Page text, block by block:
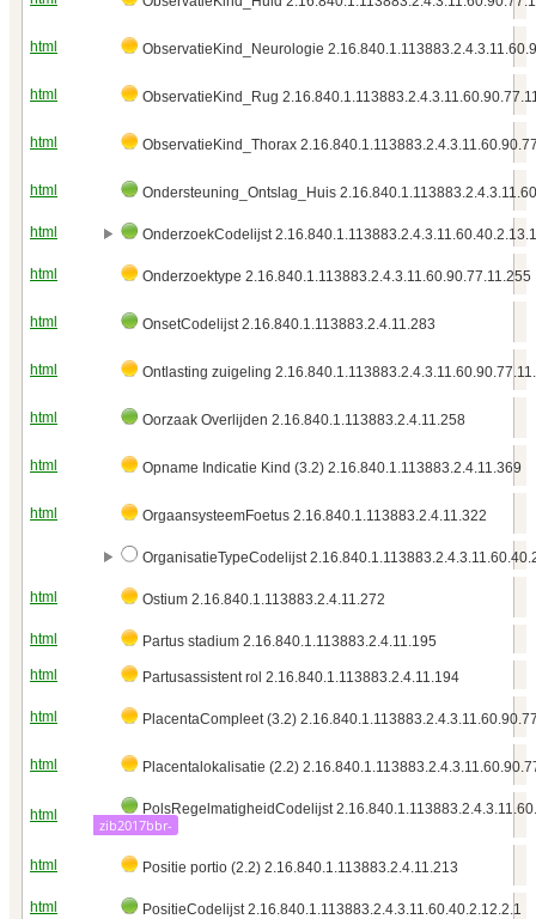
html ObservatieKind_Neurologie
html ObservatieKind_Rug
html ObservatieKind_Thorax
html Ondersteuning_Ontslag_Huis
html OnderzoekCodelijst
html Onderzoektype 2.16.840.1.113883.2.4.3.11.60.90.77.11.255
html OnsetCodelijst 2.16.840.1.113883.2.4.11.283
html Ontlasting zuigeling
html Oorzaak Overlijden 2.16.840.1.113883.2.4.11.258
html Opname Indicatie Kind (3.2) 2.16.840.1.113883.2.4.11.369
html OrgaansysteemFoetus 2.16.840.1.113883.2.4.11.322
OrganisatieTypeCodelijst
html Ostium 2.16.840.1.113883.2.4.11.272
html
Partus stadium 2.16.840.1.113883.2.4.11.195
html
Partusassistent rol 2.16.840.1.113883.2.4.11.194
html PlacentaCompleet (3.2)
html Placentalokalisatie (2.2)
html PolsRegelmatigheidCodelijst
zib2017bbr-
html Positie portio (2.2) 2.16.840.1.113883.2.4.11.213
html PositieCodelijst 2.16.840.1.113883.2.4.3.11.60.40.2.12.2.1